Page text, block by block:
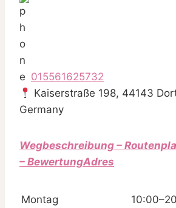
015561625732
Kaiserstraße 198, 44143
Germany
Wegbeschreibung –
– BewertungAdres
Montag